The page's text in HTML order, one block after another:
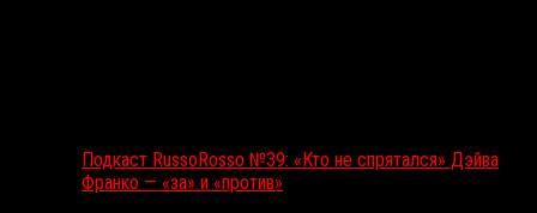
Подкаст RussoRosso №39: «Кто не спрятался» Дэйва
Франко — «за» и «против»